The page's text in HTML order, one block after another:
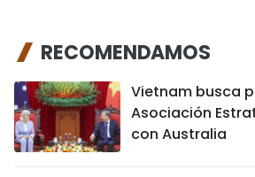
RECOMENDAMOS
Vietnam busca
Asociación
con Australia